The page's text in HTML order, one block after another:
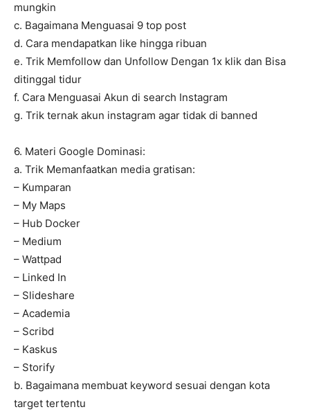
mungkin
c. Bagaimana Menguasai 9 top post
d. Cara mendapatkan like hingga ribuan
e. Trik Memfollow dan Unfollow Dengan 1x klik dan Bisa
ditinggal tidur
f. Cara Menguasai Akun di search Instagram
g. Trik ternak akun instagram agar tidak di banned
6. Materi Google Dominasi:
a. Trik Memanfaatkan media gratisan:
– Kumparan
– My Maps
– Hub Docker
– Medium
– Wattpad
– Linked In
– Slideshare
– Academia
– Scribd
– Kaskus
– Storify
b. Bagaimana membuat keyword sesuai dengan kota
target tertentu